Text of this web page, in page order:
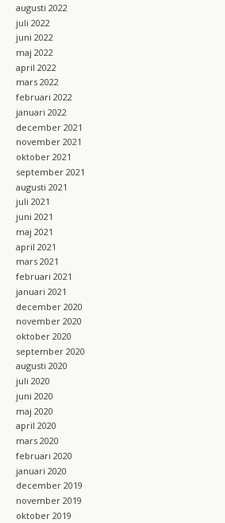
augusti 2022
juli 2022
juni 2022
maj 2022
april 2022
mars 2022
februari 2022
januari 2022
december 2021
november 2021
oktober 2021
september 2021
augusti 2021
juli 2021
juni 2021
maj 2021
april 2021
mars 2021
februari 2021
januari 2021
december 2020
november 2020
oktober 2020
september 2020
augusti 2020
juli 2020
juni 2020
maj 2020
april 2020
mars 2020
februari 2020
januari 2020
december 2019
november 2019
oktober 2019